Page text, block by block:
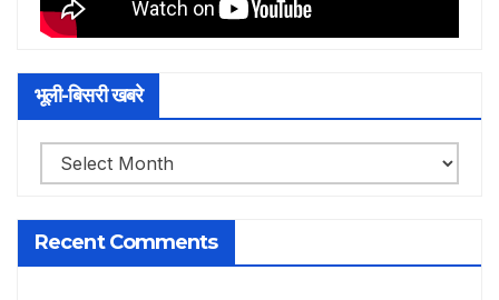
भूली-बिसरी खबरे
भूली-
बिसरी
खबरे
Recent Comments